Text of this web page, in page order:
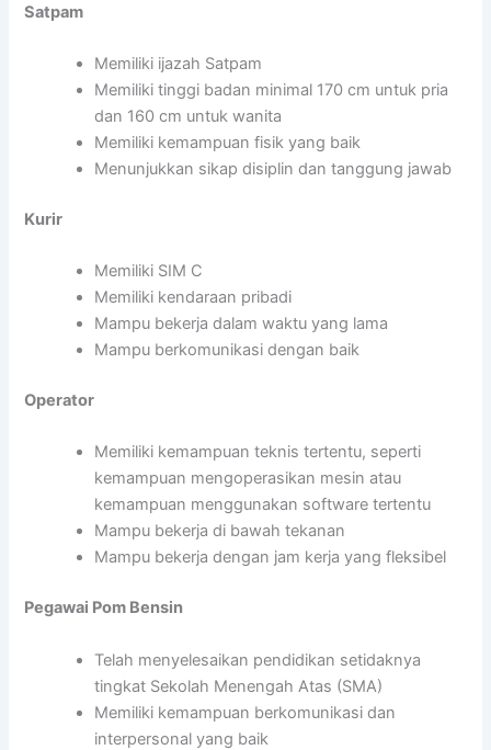
Satpam
Memiliki ijazah Satpam
Memiliki tinggi badan minimal 170 cm untuk pria
dan 160 cm untuk wanita
Memiliki kemampuan fisik yang baik
Menunjukkan sikap disiplin dan tanggung jawab
Kurir
Memiliki SIM C
Memiliki kendaraan pribadi
Mampu bekerja dalam waktu yang lama
Mampu berkomunikasi dengan baik
Operator
Memiliki kemampuan teknis tertentu, seperti
kemampuan mengoperasikan mesin atau
kemampuan menggunakan software tertentu
Mampu bekerja di bawah tekanan
Mampu bekerja dengan jam kerja yang fleksibel
Pegawai Pom Bensin
Telah menyelesaikan pendidikan setidaknya
tingkat Sekolah Menengah Atas (SMA)
Memiliki kemampuan berkomunikasi dan
interpersonal yang baik